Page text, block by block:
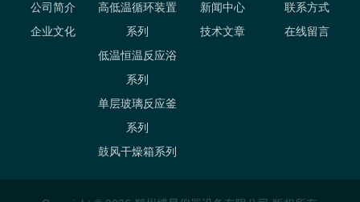
公司简介
企业文化
高低温循环装置
系列
低温恒温反应浴
系列
单层玻璃反应釜
系列
鼓风干燥箱系列
新闻中心
技术文章
联系方式
在线留言